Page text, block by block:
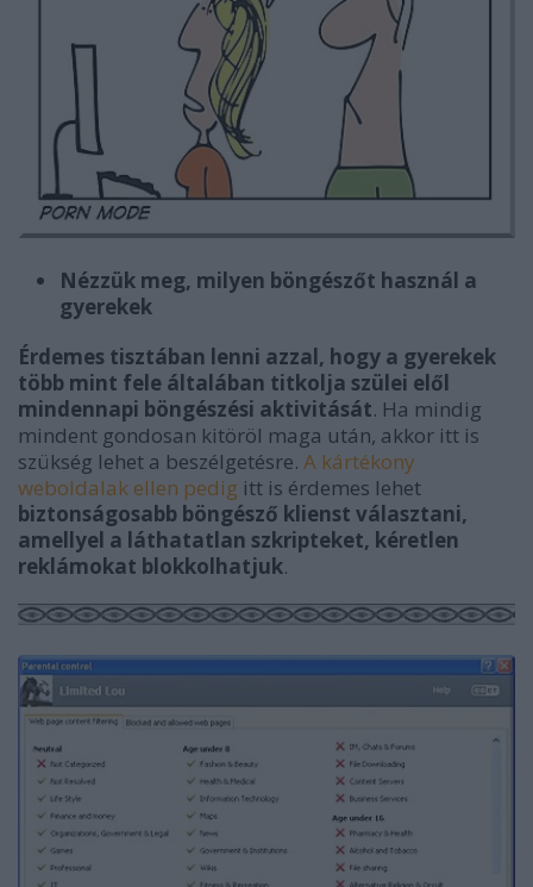
Nézzük meg, milyen böngészőt használ a
gyerekek
Érdemes tisztában lenni azzal, hogy a gyerekek
több mint fele általában titkolja szülei elől
mindennapi böngészési aktivitását. Ha mindig
mindent gondosan kitöröl maga után, akkor itt is
szükség lehet a beszélgetésre. A kártékony
weboldalak ellen pedig itt is érdemes lehet
biztonságosabb böngésző klienst választani,
amellyel a láthatatlan szkripteket, kéretlen
reklámokat blokkolhatjuk.